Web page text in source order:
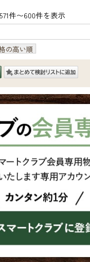
件〜600件を表示
の高い順